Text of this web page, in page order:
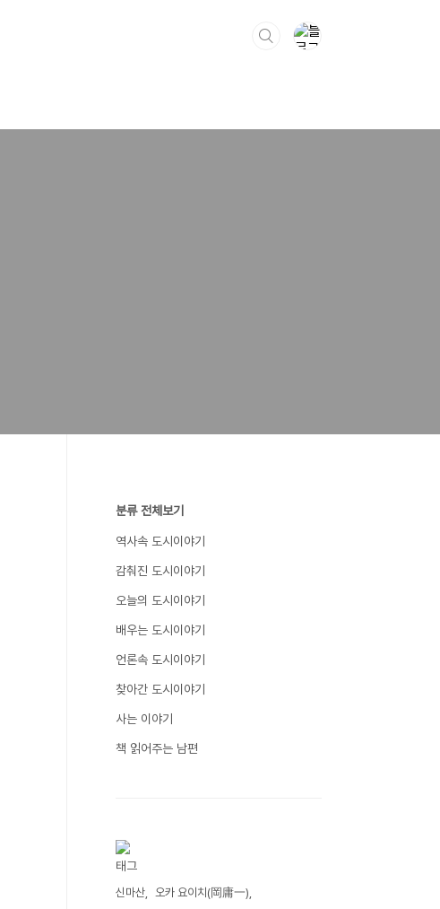
분류 전체보기
역사속 도시이야기
감춰진 도시이야기
오늘의 도시이야기
배우는 도시이야기
언론속 도시이야기
찾아간 도시이야기
사는 이야기
책 읽어주는 남편
태그
신마산
오카 요이치(岡庸一)